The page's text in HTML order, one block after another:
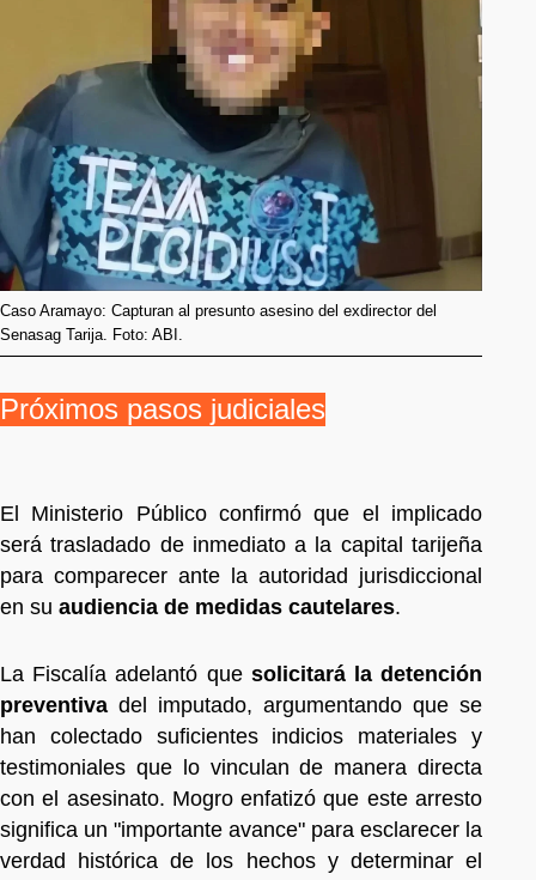
Caso Aramayo: Capturan al presunto asesino del exdirector del
Senasag Tarija. Foto: ABI.
Próximos pasos judiciales
El Ministerio Público confirmó que el implicado
será trasladado de inmediato a la capital tarijeña
para comparecer ante la autoridad jurisdiccional
en su audiencia de medidas cautelares.
La Fiscalía adelantó que solicitará la detención
preventiva del imputado, argumentando que se
han colectado suficientes indicios materiales y
testimoniales que lo vinculan de manera directa
con el asesinato. Mogro enfatizó que este arresto
significa un "importante avance" para esclarecer la
verdad histórica de los hechos y determinar el